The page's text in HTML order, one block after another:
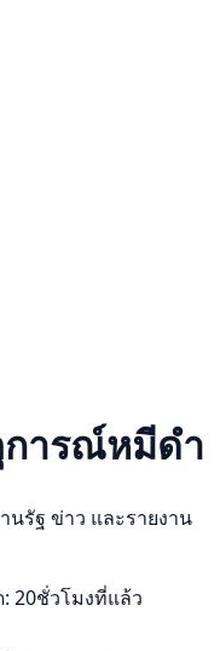
การณ์หมีดำ
รัฐ ข่าว และรายงาน
20ชั่วโมงที่แล้ว